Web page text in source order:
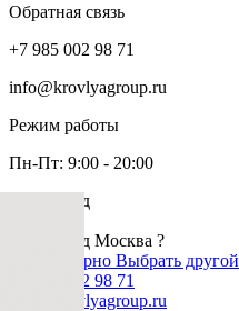
Обратная связь
+7 985 002 98 71
info@krovlyagroup.ru
Режим работы
Пн-Пт: 9:00 - 20:00
Ваш город
Ваш город Москва ?
Да, все верно Выбрать другой
+7 985 002 98 71
info@krovlyagroup.ru